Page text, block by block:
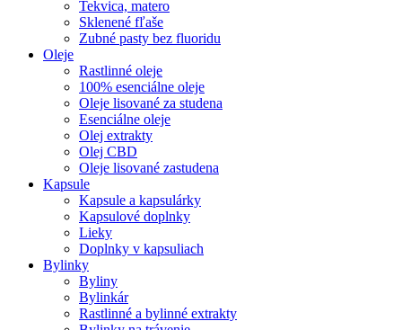
Tekvica, matero
Sklenené fľaše
Zubné pasty bez fluoridu
Oleje
Rastlinné oleje
100% esenciálne oleje
Oleje lisované za studena
Esenciálne oleje
Olej extrakty
Olej CBD
Oleje lisované zastudena
Kapsule
Kapsule a kapsulárky
Kapsulové doplnky
Lieky
Doplnky v kapsuliach
Bylinky
Byliny
Bylinkár
Rastlinné a bylinné extrakty